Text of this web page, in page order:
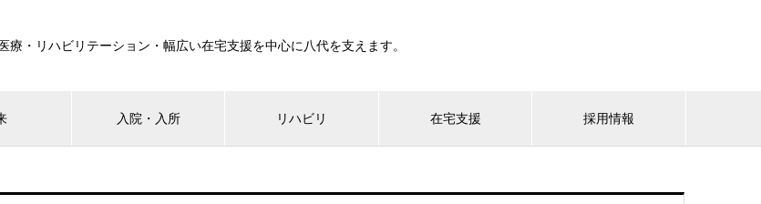
療・リハビリテーション・幅広い在宅支援を中心に八代を支えます。
入院・入所 リハビリ 在宅支援 採用情報